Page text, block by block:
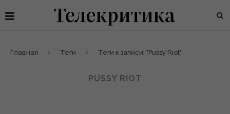
Главная Теги Теги к записи: "Pussy Riot"
PUSSY RIOT